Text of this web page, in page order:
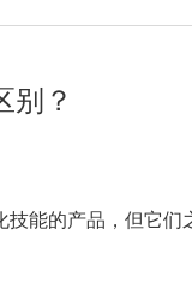
别？
能的产品，但它们